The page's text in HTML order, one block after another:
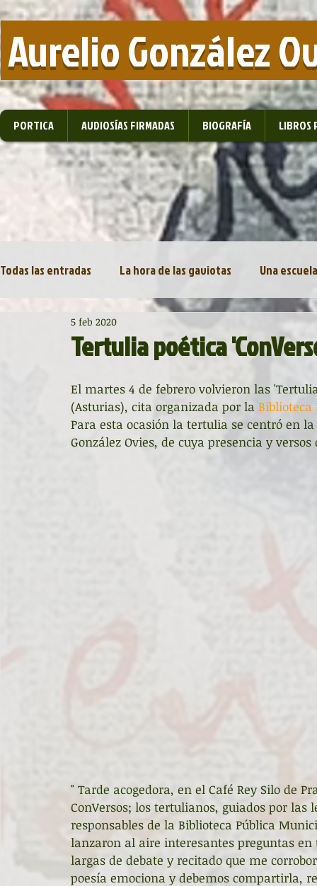
Aurelio González
PORTICA AUDIOSÍAS FIRMADAS BIOGRAFÍA LIBROS
Todas las entradas La hora de las gaviotas Una
Diccionario de mitos clásicos La ventana
Noche de Cumpleaños La rucha Asociación
Asturias Capital Mundial Poesía Fundación Princesa
Tertulia poética
5 feb 2020
El martes 4 de febrero volvieron las
(Asturias), cita organizada por la Biblioteca
Para esta ocasión la tertulia se centró en
González Ovies, de cuya presencia y
" Tarde acogedora, en el Café Rey Silo de
ConVersos; los tertulianos, guiados por
responsables de la Biblioteca Pública
lanzaron al aire interesantes preguntas
largas de debate y recitado que me
poesía emociona y debemos compartirla,